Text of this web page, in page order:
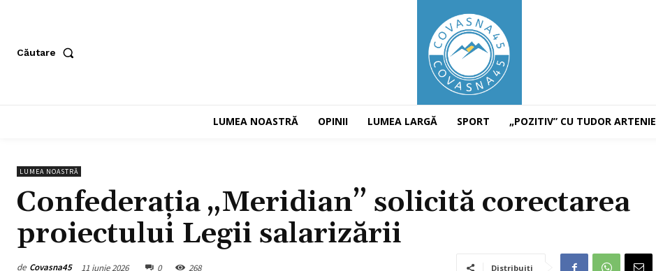
Căutare
LUMEA NOASTRĂ OPINII LUMEA LARGĂ SPORT „POZITIV” CU TUDOR ARTENIE
LUMEA NOASTRĂ
Confederația „Meridian” solicită corectarea
proiectului Legii salarizării
de Covasna45 11 iunie 2026 0 268 Distribuiți